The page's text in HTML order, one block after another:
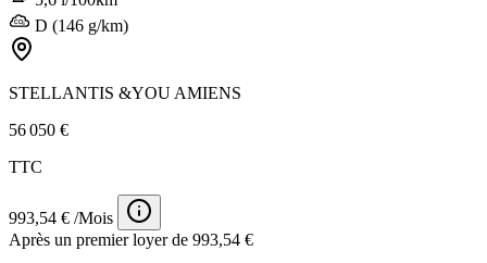
D (146 g/km)
STELLANTIS &YOU AMIENS
56 050 €
TTC
993,54 € /Mois
Après un premier loyer de 993,54 €